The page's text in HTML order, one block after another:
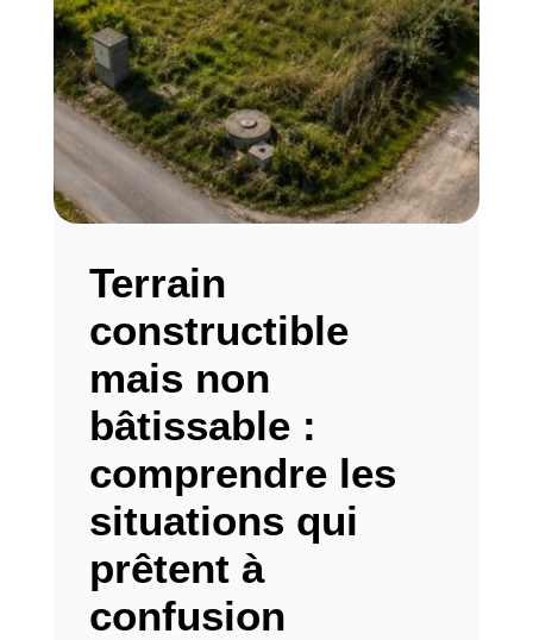
Terrain
constructible
mais non
bâtissable :
comprendre les
situations qui
prêtent à
confusion